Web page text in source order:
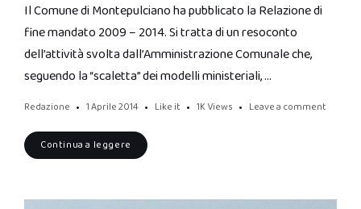
Il Comune di Montepulciano ha pubblicato la Relazione di
fine mandato 2009 – 2014. Si tratta di un resoconto
dell’attività svolta dall’Amministrazione Comunale che,
seguendo la “scaletta” dei modelli ministeriali, …
Redazione 1 Aprile 2014 Like it 1K Views Leave a comment
Continua a leggere